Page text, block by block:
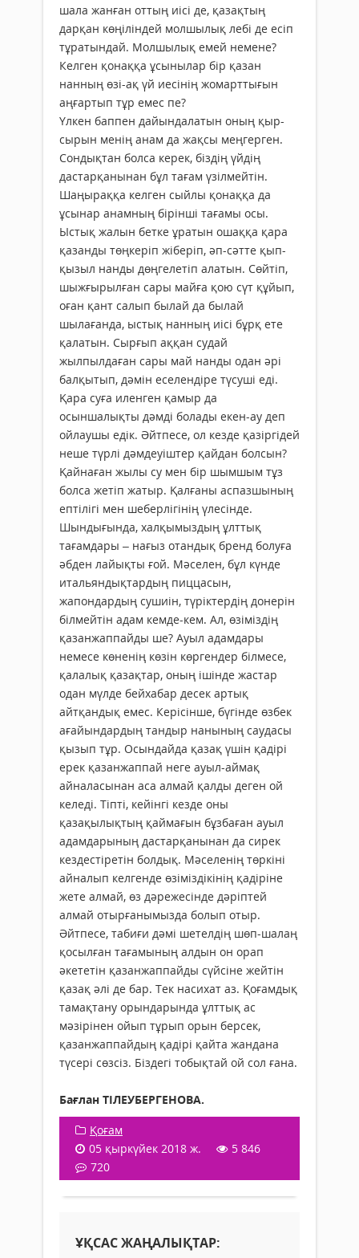
шала жанған оттың иісі де, қазақтың
дарқан көңіліндей молшылық лебі де есіп
тұратындай. Молшылық емей немене?
Келген қонаққа ұсынылар бір қазан
нанның өзі-ақ үй иесінің жомарттығын
аңғартып тұр емес пе?
Үлкен баппен дайындалатын оның қыр-
сырын менің анам да жақсы меңгерген.
Сондықтан болса керек, біздің үйдің
дастарқанынан бұл тағам үзілмейтін.
Шаңыраққа келген сыйлы қонаққа да
ұсынар анамның бірінші тағамы осы.
Ыстық жалын бетке ұратын ошаққа қара
қазанды төңкеріп жіберіп, әп-сәтте қып-
қызыл нанды дөңгелетіп алатын. Сөйтіп,
шыжғырылған сары майға қою сүт құйып,
оған қант салып былай да былай
шылағанда, ыстық нанның иісі бұрқ ете
қалатын. Сырғып аққан судай
жылпылдаған сары май нанды одан әрі
балқытып, дәмін еселендіре түсуші еді.
Қара суға иленген қамыр да
осыншалықты дәмді болады екен-ау деп
ойлаушы едік. Әйтпесе, ол кезде қазіргідей
неше түрлі дәмдеуіштер қайдан болсын?
Қайнаған жылы су мен бір шымшым тұз
болса жетіп жатыр. Қалғаны аспазшының
ептілігі мен шеберлігінің үлесінде.
Шындығында, халқымыздың ұлттық
тағамдары – нағыз отандық бренд болуға
әбден лайықты ғой. Мәселен, бұл күнде
итальяндықтардың пиццасын,
жапондардың сушиін, түріктердің донерін
білмейтін адам кемде-кем. Ал, өзіміздің
қазан­жаппайды ше? Ауыл адамдары
немесе көненің көзін көргендер білмесе,
қалалық қазақтар, оның ішінде жас­тар
одан мүлде бейхабар десек артық
айтқандық емес. Керісінше, бүгінде өзбек
ағайындардың тандыр нанының саудасы
қызып тұр. Осындайда қазақ үшін қадірі
ерек қазанжаппай неге ауыл-аймақ
айналасынан аса алмай қалды деген ой
келеді. Тіпті, кейінгі кезде оны
қазақылықтың қаймағын бұзбаған ауыл
адамдарының дастарқанынан да сирек
кездестіретін болдық. Мәселенің төркіні
айналып келгенде өзіміздікінің қадіріне
жете алмай, өз дәрежесінде дәріптей
алмай отырғанымызда болып отыр.
Әйтпесе, табиғи дәмі шетелдің шөп-шалаң
қосылған тағамының алдын он орап
әкететін қазанжаппайды сүйсіне жейтін
қазақ әлі де бар. Тек насихат аз. Қоғамдық
тамақтану орындарында ұлттық ас
мәзірінен ойып тұрып орын берсек,
қазанжаппайдың қадірі қайта жандана
түсері сөзсіз. Біздегі тобықтай ой сол ғана.
Бағлан ТІЛЕУБЕРГЕНОВА.
Қоғам
05 қыркүйек 2018 ж.
5 846
720
ҰҚСАС ЖАҢАЛЫҚТАР: